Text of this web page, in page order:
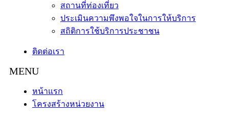
สถานที่ท่องเที่ยว
ประเมินความพึงพอใจในการให้บริการ
สถิติการใช้บริการประชาชน
ติดต่อเรา
หน้าแรก
โครงสร้างหน่วยงาน